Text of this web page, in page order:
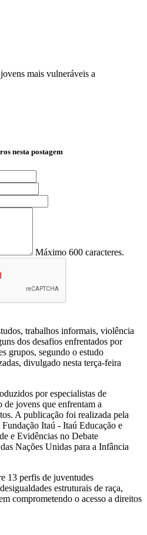
nesta postagem
Máximo 600 caracteres.
trabalhos informais, violência
dos desafios enfrentados por
grupos, segundo o estudo
divulgado nesta terça-feira
por especialistas de
de jovens que enfrentam a
A publicação foi realizada pela
Itaú - Itaú Educação e
e Evidências no Debate
Nações Unidas para a Infância
13 perfis de juventudes
estruturais de raça,
comprometendo o acesso a direitos